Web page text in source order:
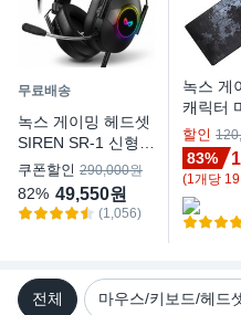
무료배송
녹스 게이밍 헤드셋
SIREN SR-1 신형,
블랙, 녹스 SR-1
쿠폰할인 290,000원
82% 49,550원
(1,056)
녹스 게
캐릭터
방수코
랙, 1개
할인
83%
(1 개당
전체 마우스/키보드/헤드